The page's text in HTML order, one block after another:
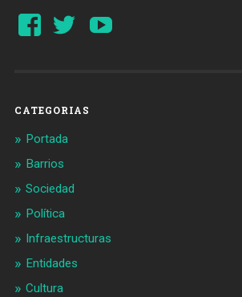
Ver
perfil
Ver
perfil
CATEGORIAS
Portada
Barrios
Sociedad
Política
Infraestructuras
Entidades
Cultura